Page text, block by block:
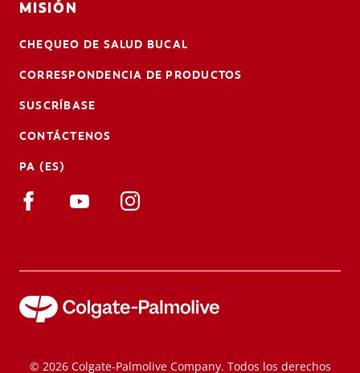
MISIÓN
CHEQUEO DE SALUD BUCAL
CORRESPONDENCIA DE PRODUCTOS
SUSCRÍBASE
CONTÁCTENOS
PA (ES)
© 2026 Colgate-Palmolive Company. Todos los derechos